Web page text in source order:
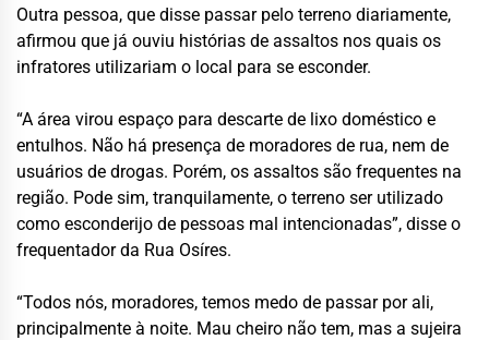
Outra pessoa, que disse passar pelo terreno diariamente,
afirmou que já ouviu histórias de assaltos nos quais os
infratores utilizariam o local para se esconder.
“A área virou espaço para descarte de lixo doméstico e
entulhos. Não há presença de moradores de rua, nem de
usuários de drogas. Porém, os assaltos são frequentes na
região. Pode sim, tranquilamente, o terreno ser utilizado
como esconderijo de pessoas mal intencionadas”, disse o
frequentador da Rua Osíres.
“Todos nós, moradores, temos medo de passar por ali,
principalmente à noite. Mau cheiro não tem, mas a sujeira